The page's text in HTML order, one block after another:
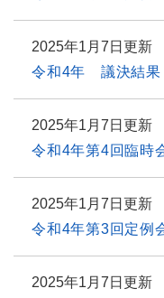
2025年1月7日更新
令和4年 議決結果
2025年1月7日更新
令和4年第4回臨時
2025年1月7日更新
令和4年第3回定例
2025年1月7日更新